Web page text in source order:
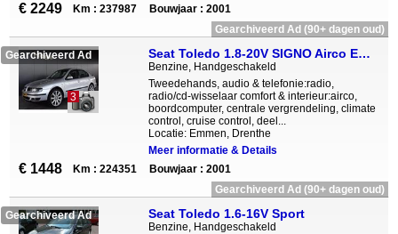
€ 2249 Km : 237987
Bouwjaar : 2001
Gearchiveerd Ad (90+ dagen oud)
Gearchiveerd Ad
3
Seat Toledo 1.8-20V SIGNO Airco ECC LED dagrijverlichting Cruise control RS4 velgen Inruil mogelijk
Benzine, Handgeschakeld
Tweedehands, audio & telefonie:radio,
radio/cd-wisselaar comfort & interieur:airco,
boordcomputer, centrale vergrendeling, climate
control, cruise control, deel...
Locatie: Emmen, Drenthe
Meer informatie & Details
€ 1448 Km : 224351
Bouwjaar : 2001
Gearchiveerd Ad (90+ dagen oud)
Gearchiveerd Ad Seat Toledo 1.6-16V Sport
Benzine, Handgeschakeld